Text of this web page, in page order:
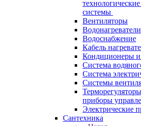
системы
Вентиляторы
Водонагреватели
Водоснабжение
Кабель
Кондиционеры и
Система
Система
Системы
приборы
Электрические
Сантехника